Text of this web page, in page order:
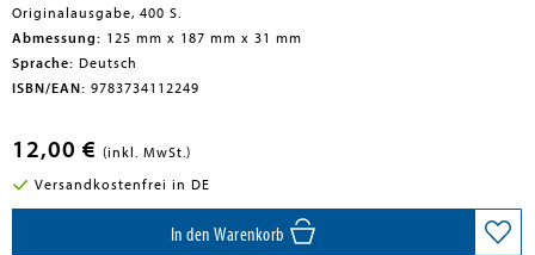
Originalausgabe, 400 S.
Abmessung: 125 mm x 187 mm x 31 mm
Sprache: Deutsch
ISBN/EAN: 9783734112249
12,00 € (inkl. MwSt.)
Versandkostenfrei in DE
In den Warenkorb